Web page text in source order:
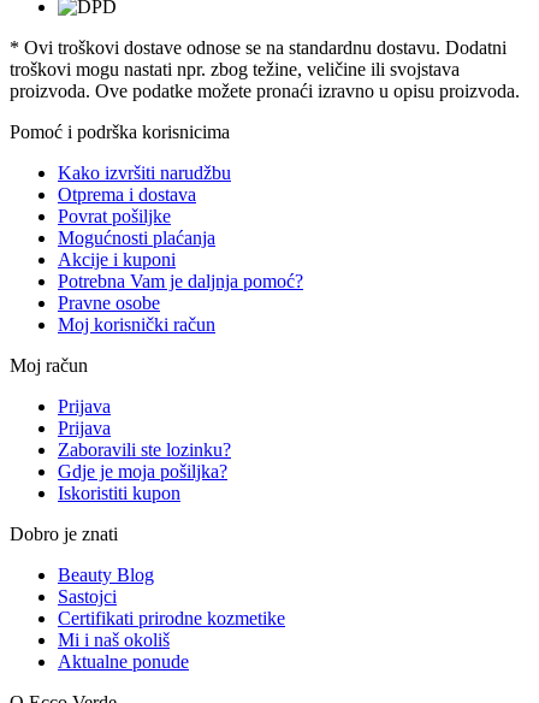
* Ovi troškovi dostave odnose se na standardnu ​​dostavu. Dodatni
troškovi mogu nastati npr. zbog težine, veličine ili svojstava
proizvoda. Ove podatke možete pronaći izravno u opisu proizvoda.
Pomoć i podrška korisnicima
Kako izvršiti narudžbu
Otprema i dostava
Povrat pošiljke
Mogućnosti plaćanja
Akcije i kuponi
Potrebna Vam je daljnja pomoć?
Pravne osobe
Moj korisnički račun
Moj račun
Prijava
Prijava
Zaboravili ste lozinku?
Gdje je moja pošiljka?
Iskoristiti kupon
Dobro je znati
Beauty Blog
Sastojci
Certifikati prirodne kozmetike
Mi i naš okoliš
Aktualne ponude